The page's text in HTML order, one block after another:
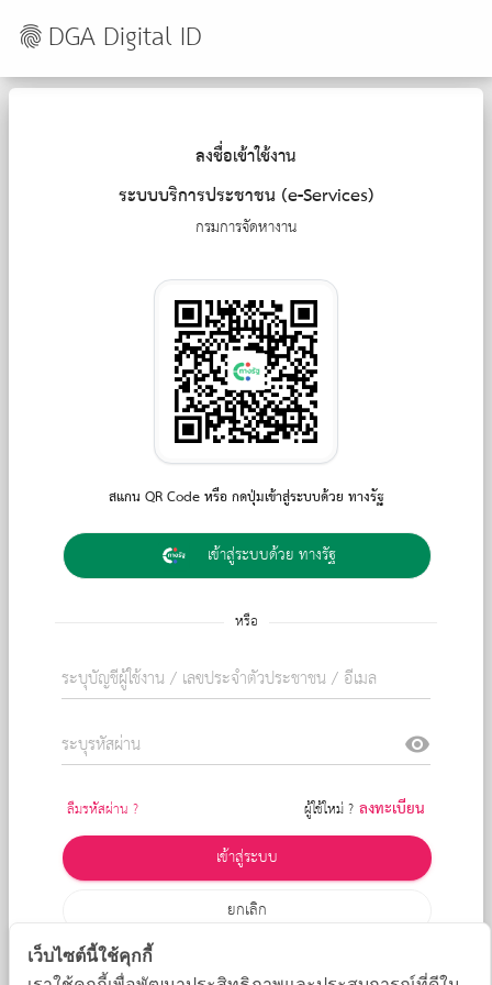
fingerprint DGA Digital ID
ลงชื่อเข้าใช้งาน
ระบบบริการประชาชน (e-Services)
กรมการจัดหางาน
สแกน QR Code หรือ กดปุ่มเข้าสู่ระบบด้วย ทางรัฐ
เข้าสู่ระบบด้วย ทางรัฐ
หรือ
visibility
ลืมรหัสผ่าน ? ผู้ใช้ใหม่ ? ลงทะเบียน
เข้าสู่ระบบ
ยกเลิก
เว็บไซต์นี้ใช้คุกกี้